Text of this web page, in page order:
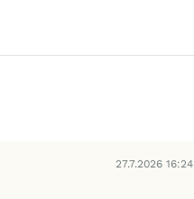
27.7.2026 16:24